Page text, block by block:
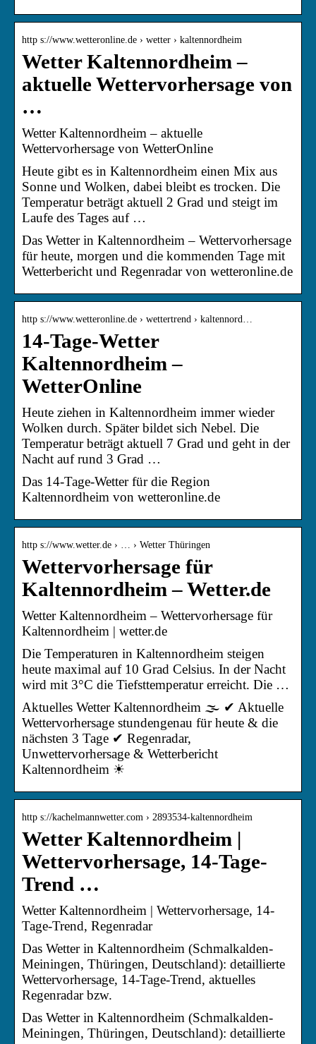
http s://www.wetteronline.de › wetter › kaltennordheim
Wetter Kaltennordheim –
aktuelle Wettervorhersage von
…
Wetter Kaltennordheim – aktuelle
Wettervorhersage von WetterOnline
Heute gibt es in Kaltennordheim einen Mix aus
Sonne und Wolken, dabei bleibt es trocken. Die
Temperatur beträgt aktuell 2 Grad und steigt im
Laufe des Tages auf …
Das Wetter in Kaltennordheim – Wettervorhersage
für heute, morgen und die kommenden Tage mit
Wetterbericht und Regenradar von wetteronline.de
http s://www.wetteronline.de › wettertrend › kaltennord…
14-Tage-Wetter
Kaltennordheim –
WetterOnline
Heute ziehen in Kaltennordheim immer wieder
Wolken durch. Später bildet sich Nebel. Die
Temperatur beträgt aktuell 7 Grad und geht in der
Nacht auf rund 3 Grad …
Das 14-Tage-Wetter für die Region
Kaltennordheim von wetteronline.de
http s://www.wetter.de › … › Wetter Thüringen
Wettervorhersage für
Kaltennordheim – Wetter.de
Wetter Kaltennordheim – Wettervorhersage für
Kaltennordheim | wetter.de
Die Temperaturen in Kaltennordheim steigen
heute maximal auf 10 Grad Celsius. In der Nacht
wird mit 3°C die Tiefsttemperatur erreicht. Die …
Aktuelles Wetter Kaltennordheim 🌫️ ✔ Aktuelle
Wettervorhersage stundengenau für heute & die
nächsten 3 Tage ✔ Regenradar,
Unwettervorhersage & Wetterbericht
Kaltennordheim ☀
http s://kachelmannwetter.com › 2893534-kaltennordheim
Wetter Kaltennordheim |
Wettervorhersage, 14-Tage-
Trend …
Wetter Kaltennordheim | Wettervorhersage, 14-
Tage-Trend, Regenradar
Das Wetter in Kaltennordheim (Schmalkalden-
Meiningen, Thüringen, Deutschland): detaillierte
Wettervorhersage, 14-Tage-Trend, aktuelles
Regenradar bzw.
Das Wetter in Kaltennordheim (Schmalkalden-
Meiningen, Thüringen, Deutschland): detaillierte